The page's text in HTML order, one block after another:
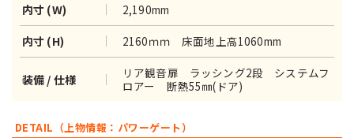
内寸 (W) 2,190mm
内寸 (H) 2160ｍｍ 床面地上高1060mm
装備 / 仕様
リア観音扉 ラッシング2段 システムフ
ロアー 断熱55㎜(ドア)
DETAIL（上物情報：パワーゲート）